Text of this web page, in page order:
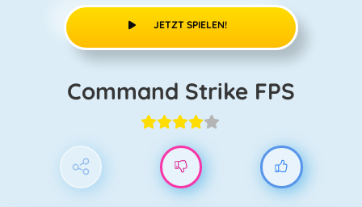
JETZT SPIELEN!
Command Strike FPS